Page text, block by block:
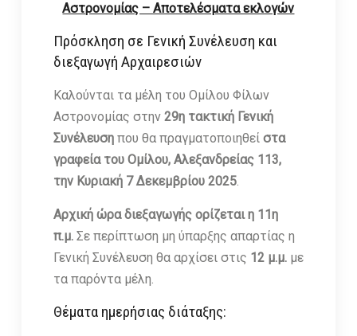
Αστρονομίας – Αποτελέσματα εκλογών
Πρόσκληση σε Γενική Συνέλευση και
διεξαγωγή Αρχαιρεσιών
Καλούνται τα μέλη του Ομίλου Φίλων
Αστρονομίας στην 29η τακτική Γενική
Συνέλευσηπου θα πραγματοποιηθεί στα
γραφεία του Ομίλου, Αλεξανδρείας 113,
την Κυριακή 7 Δεκεμβρίου 2025.
Αρχική ώρα διεξαγωγής ορίζεται η 11η
π.μ.Σε περίπτωση μη ύπαρξης απαρτίας η
Γενική Συνέλευση θα αρχίσει στις 12 μ.μ.με
τα παρόντα μέλη.
Θέματα ημερήσιας διάταξης: